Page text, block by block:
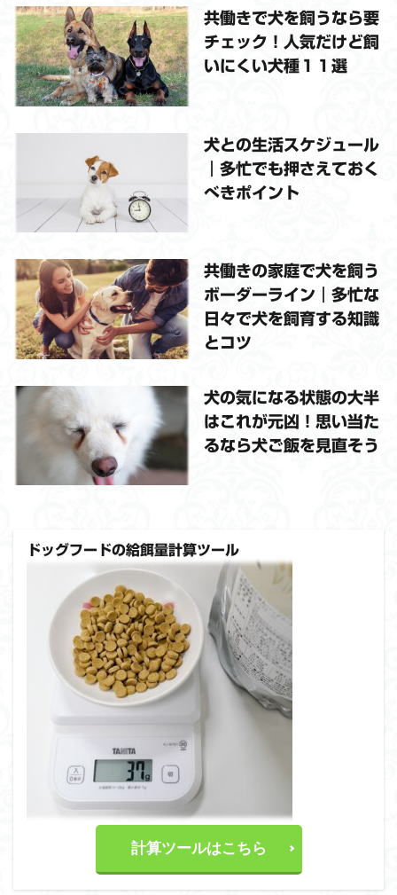
共働きで犬を飼うなら要
チェック！人気だけど飼
いにくい犬種１１選
犬との生活スケジュール
｜多忙でも押さえておく
べきポイント
共働きの家庭で犬を飼う
ボーダーライン｜多忙な
日々で犬を飼育する知識
とコツ
犬の気になる状態の大半
はこれが元凶！思い当た
るなら犬ご飯を見直そう
ドッグフードの給餌量計算ツール
計算ツールはこちら